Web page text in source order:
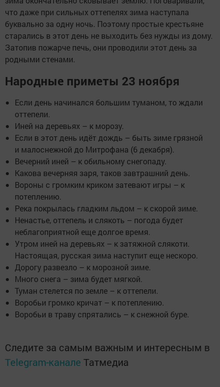
что даже при сильных оттепелях зима наступала
буквально за одну ночь. Поэтому простые крестьяне
старались в этот день не выходить без нужды из дому.
Затопив пожарче печь, они проводили этот день за
родными стенами.
Народные приметы 23 ноября
Если день начинался большим туманом, то ждали
оттепели.
Иней на деревьях – к морозу.
Если в этот день идёт дождь – быть зиме грязной
и малоснежной до Митрофана (6 декабря).
Вечерний иней – к обильному снегопаду.
Какова вечерняя заря, таков завтрашний день.
Вороны с громким криком затевают игры – к
потеплению.
Река покрылась гладким льдом – к скорой зиме.
Ненастье, оттепель и слякоть – погода будет
неблагоприятной еще долгое время.
Утром иней на деревьях – к затяжной слякоти.
Настоящая, русская зима наступит еще нескоро.
Дорогу развезло – к морозной зиме.
Много снега – зима будет мягкой.
Туман стелется по земле – к оттепели.
Воробьи громко кричат – к потеплению.
Воробьи в траву спрятались – к снежной буре.
Следите за самым важным и интересным в
Telegram-канале Татмедиа